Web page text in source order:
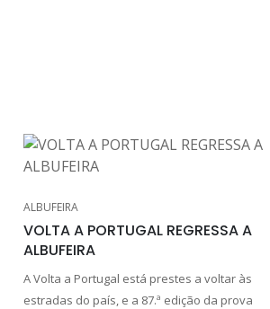
ALBUFEIRA
VOLTA A PORTUGAL REGRESSA A
ALBUFEIRA
A Volta a Portugal está prestes a voltar às
estradas do país, e a 87.ª edição da prova